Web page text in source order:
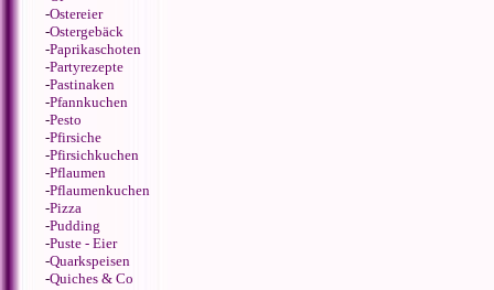
-Ostereier
-Ostergebäck
-Paprikaschoten
-Partyrezepte
-Pastinaken
-Pfannkuchen
-Pesto
-Pfirsiche
-Pfirsichkuchen
-Pflaumen
-Pflaumenkuchen
-Pizza
-Pudding
-Puste - Eier
-Quarkspeisen
-Quiches & Co